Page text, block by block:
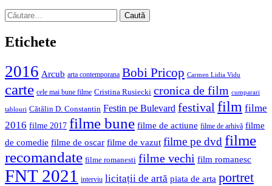
Caută
după:
Etichete
2016 Arcub arta contemporana Bobi Pricop Carmen Lidia Vidu
carte cele mai bune filme Cristina Rusiecki cronica de film cumparari
tablouri Cătălin D. Constantin Festin pe Bulevard festival film filme
2016 filme 2017 filme bune filme de actiune filme de arhivă filme
de comedie filme de oscar filme de vazut filme pe dvd filme
recomandate filme romanesti filme vechi film romanesc
FNT 2021 interviu licitații de artă piata de arta portret